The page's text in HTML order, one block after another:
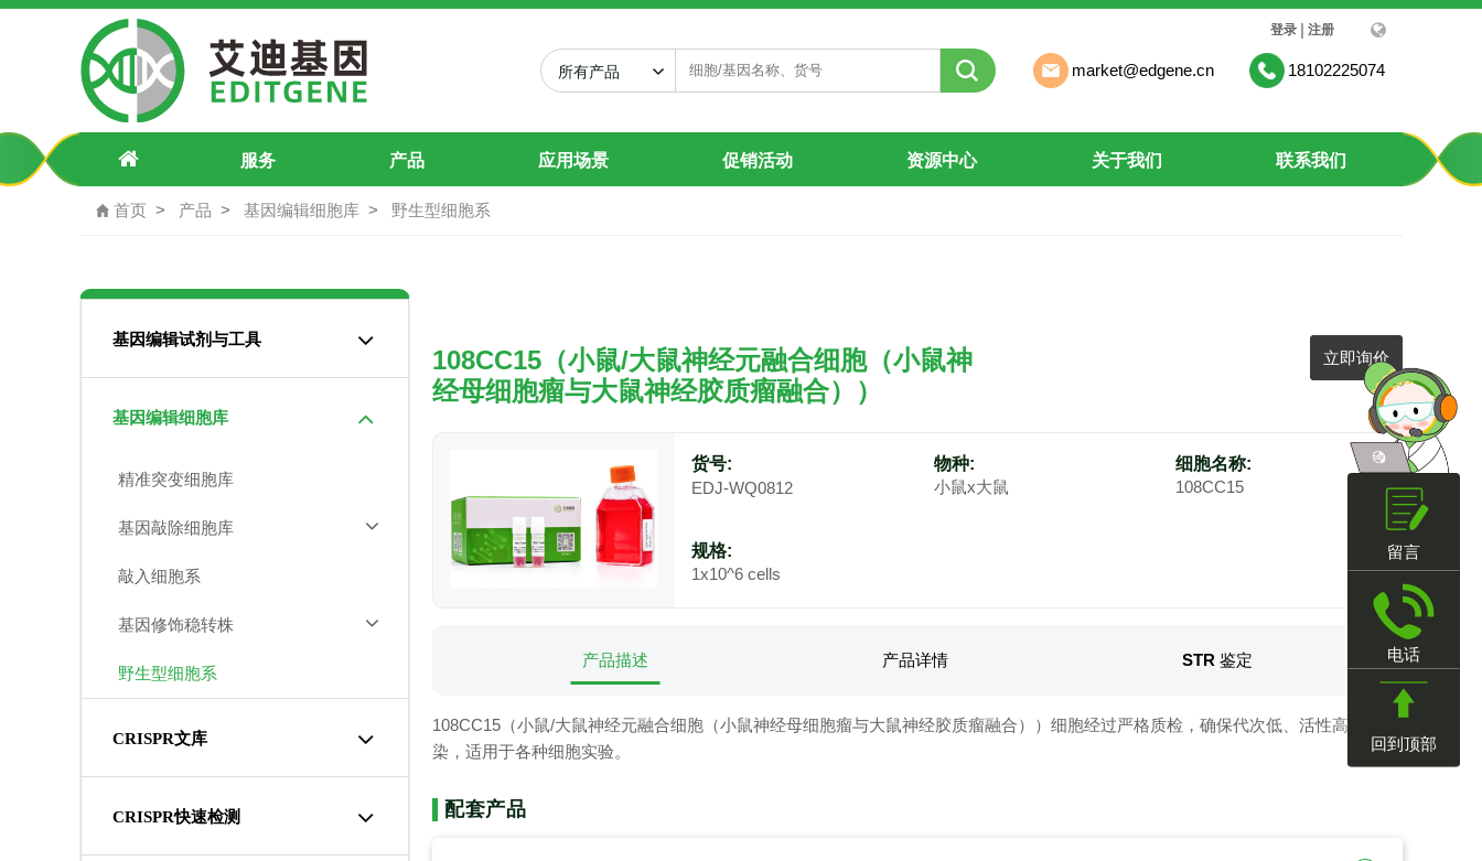
108CC15 小鼠/大鼠神经元融合细胞（小鼠神经母细胞瘤与大鼠神经胶质瘤融合）
所有产品 market@edgene.cn 18102225074
登录 | 注册
服务 产品 应用场景 促销活动 资源中心 关于我们 联系我们
首页 产品 基因编辑细胞库 野生型细胞系
基因编辑试剂与工具
基因编辑细胞库
精准突变细胞库
基因敲除细胞库
敲入细胞系
基因修饰稳转株
野生型细胞系
CRISPR文库
CRISPR快速检测
108CC15（小鼠/大鼠神经元融合细胞（小鼠神
经母细胞瘤与大鼠神经胶质瘤融合））
立即询价
货号:
EDJ-WQ0812
物种:
小鼠x大鼠
细胞名称:
108CC15
规格:
1x10^6 cells
产品描述 产品详情 STR 鉴定
108CC15（小鼠/大鼠神经元融合细胞（小鼠神经母细胞瘤与大鼠神经胶质瘤融合））细胞经过严格质检，确保代次低、活性高、无污
染，适用于各种细胞实验。
配套产品
留言
电话
回到顶部